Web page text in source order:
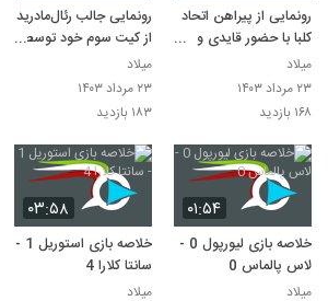
رونمایی از پیراهن اتحاد
کلبا با حضور قایدی و
مغانلو
میلاد
۲۳ مرداد ۱۴۰۳
۱۶۸ بازدید
رونمایی جالب رئال‌مادرید
از کیت سوم خود توسط
زیدان
میلاد
۲۳ مرداد ۱۴۰۳
۱۸۳ بازدید
۰۱:۵۴
خلاصه بازی لیورپول 0 -
لاس پالماس 0
میلاد
۰۳:۵۸
خلاصه بازی استوریل 1 -
سانتا کلارا 4
میلاد